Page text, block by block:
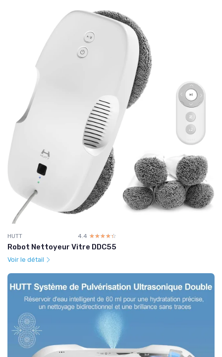
HUTT 4.4 ☆☆☆☆☆
★★★★★
Robot Nettoyeur Vitre DDC55
Voir le détail